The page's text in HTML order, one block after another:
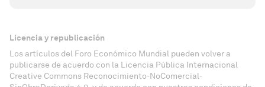
Licencia y republicación
Los artículos del Foro Económico Mundial pueden volver a
publicarse de acuerdo con la Licencia Pública Internacional
Creative Commons Reconocimiento-NoComercial-